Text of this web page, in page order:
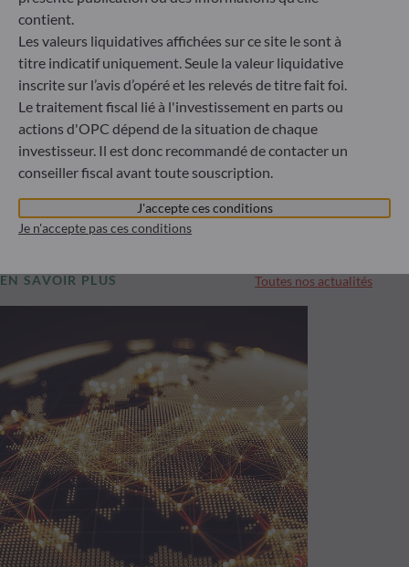
Découvrez avec nous les étapes à suivre pour
commencer votre parcours d’investissement selon
votre profil
En savoir plus
EN SAVOIR PLUS Toutes nos actualités
contient.
Les valeurs liquidatives affichées sur ce site le sont à
titre indicatif uniquement. Seule la valeur liquidative
inscrite sur l’avis d’opéré et les relevés de titre fait foi.
Le traitement fiscal lié à l'investissement en parts ou
actions d'OPC dépend de la situation de chaque
investisseur. Il est donc recommandé de contacter un
conseiller fiscal avant toute souscription.
J'accepte ces conditions
Je n'accepte pas ces conditions